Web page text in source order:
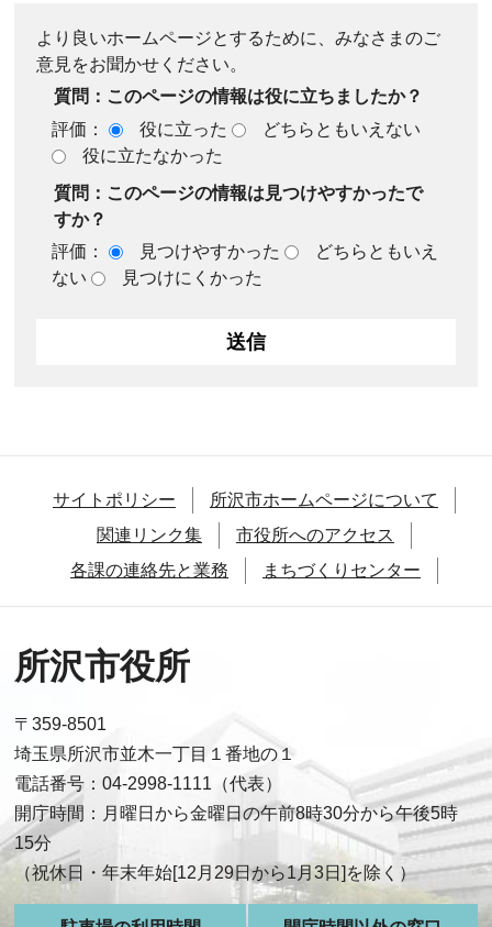
より良いホームページとするために、みなさまのご
意見をお聞かせください。
質問：このページの情報は役に立ちましたか？
評価：
役に立った
どちらともいえない
役に立たなかった
質問：このページの情報は見つけやすかったで
すか？
評価：
見つけやすかった
どちらともいえ
ない
見つけにくかった
サイトポリシー
所沢市ホームページについて
関連リンク集
市役所へのアクセス
各課の連絡先と業務
まちづくりセンター
所沢市役所
〒359-8501
埼玉県所沢市並木一丁目１番地の１
電話番号：04-2998-1111（代表）
開庁時間：月曜日から金曜日の午前8時30分から午後5時
15分
（祝休日・年末年始[12月29日から1月3日]を除く）